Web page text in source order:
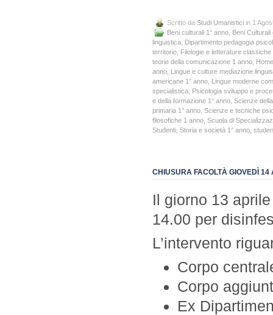
Scritto da Studi Umanistici in 1
Beni culturali 1° anno Beni
linguistica Dipartimento pedagogia
territorio Filologie e letterature classiche
teorie della comunicazione 1 anno
anno Lingue e culture mediazione
americane 1° anno Lingue moderne
specialistica Psicologia sviluppo e
e della formazione 1° anno Scienze
primaria 1° anno Scienze e tecniche
filosofiche 1 anno Scuola di
Studenti Storia e società 1° anno
CHIUSURA FACOLTÀ GIOVEDÌ 14
Il giorno 13
14.00 per
L’intervento
Corpo
Corpo
Ex